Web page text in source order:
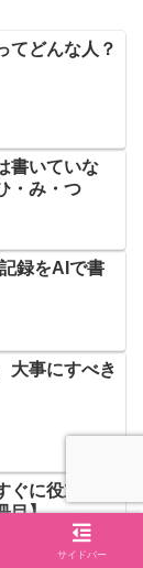
てどんな人？
書いていな
・み・つ
録をAIで書
大事にすべき
ぐに役立つ看
目】
サイドバー